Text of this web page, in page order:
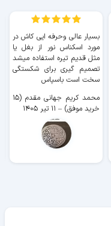
بسیار عالی وحرفه ایی کاش در
مورد اسکناس نور از بغل یا
مثل قدیم تیره استفاده میشد
تصمیم گیری برای شکستگی
سخت است باسپاس
محمد کریم جهانی مقدم (۱۵
خرید موفق) – ۱۱ تیر ۱۴۰۵